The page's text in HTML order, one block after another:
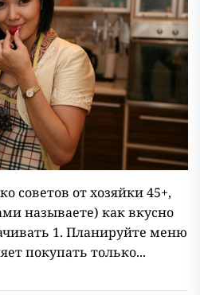
советов от хозяйки 45+,
называете) как вкусно
1. Планируйте меню
покупать только...